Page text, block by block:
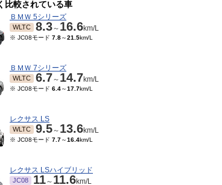
比較されている車
ＢＭＷ 5シリーズ
WLTC 8.3～ 16.6km/L
※ JC08モード 7.8～21.5km/L
ＢＭＷ 7シリーズ
WLTC 6.7～ 14.7km/L
※ JC08モード 6.4～17.7km/L
レクサス LS
WLTC 9.5～ 13.6km/L
※ JC08モード 7.7～16.4km/L
レクサス LSハイブリッド
JC08 11～ 11.6km/L